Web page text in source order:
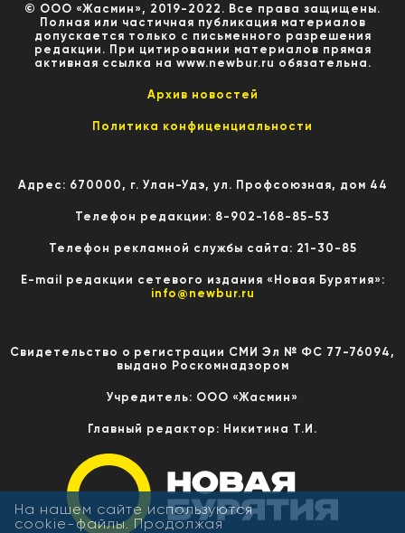
© ООО «Жасмин», 2019-2022. Все права защищены.
Полная или частичная публикация материалов
допускается только с письменного разрешения
редакции. При цитировании материалов прямая
активная ссылка на www.newbur.ru обязательна.
Архив новостей
Политика конфиценциальности
Адрес: 670000, г. Улан-Удэ, ул. Профсоюзная, дом 44
Телефон редакции: 8-902-168-85-53
Телефон рекламной службы сайта: 21-30-85
E-mail редакции сетевого издания «Новая Бурятия»:
info@newbur.ru
Свидетельство о регистрации СМИ Эл № ФС 77-76094,
выдано Роскомнадзором
Учредитель: ООО «Жасмин»
Главный редактор: Никитина Т.И.
На нашем сайте используются
cookie-файлы. Продолжая